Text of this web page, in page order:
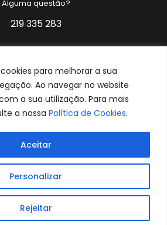
para melhorar a sua
Ao navegar no website
a sua utilização. Para mais
a nossa Política de Cookies.
Personalizar
Rejeitar
Aceitar
Alguma questão?
219 335 283
Links Úteis